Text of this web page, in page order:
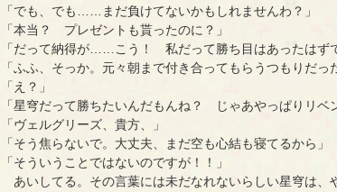
「でも、でも……まだ負けてないかもしれませんわ？」
「本当？ プレゼントも貰ったのに？」
「だって納得が……こう！ 私だって勝ち目はあったはず
「ふふ、そっか。元々朝まで付き合ってもらうつもりだっ
「え？」
「星穹だって勝ちたいんだもんね？ じゃあやっぱりリベ
「ヴェルグリーズ、貴方、」
「そう焦らないで。大丈夫、まだ空も心結も寝てるから」
「そういうことではないのですが！！」
あいしてる。その言葉には未だなれないらしい星穹は、